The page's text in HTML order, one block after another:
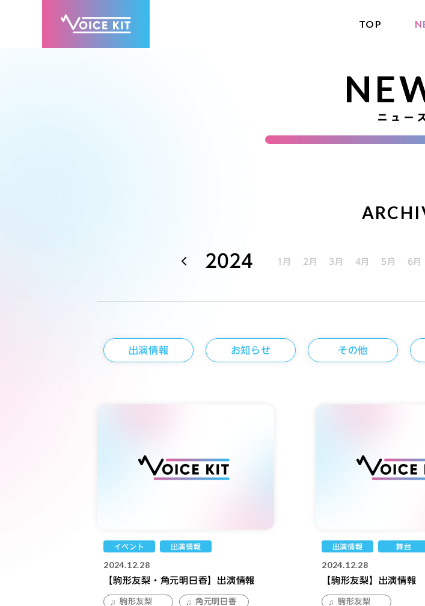
TOP
ニュース
2024 1月 2月 3月 4月 5月 6月
出演情報 お知らせ その他
イベント 出演情報
2024.12.28
【駒形友梨・角元明日香】出演情報
駒形友梨 角元明日香
出演情報 舞台
2024.12.28
【駒形友梨】出演情報
駒形友梨